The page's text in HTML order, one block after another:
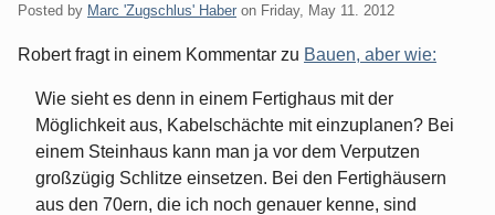
Posted by Marc 'Zugschlus' Haber on Friday, May 11. 2012
Robert fragt in einem Kommentar zu Bauen, aber wie:
Wie sieht es denn in einem Fertighaus mit der
Möglichkeit aus, Kabelschächte mit einzuplanen? Bei
einem Steinhaus kann man ja vor dem Verputzen
großzügig Schlitze einsetzen. Bei den Fertighäusern
aus den 70ern, die ich noch genauer kenne, sind